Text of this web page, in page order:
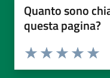
Quanto sono
questa pagina?
Valuta da 1 a 5 stelle la
Valuta 4
Valuta 3
Valuta 2 stelle
Valuta 1 stelle su 5